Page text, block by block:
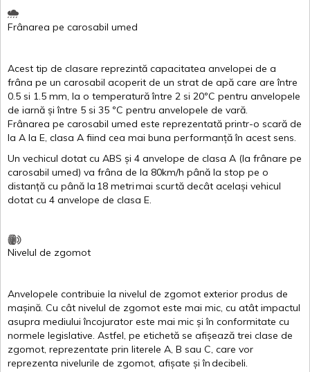
Frânarea pe carosabil umed
Acest tip de clasare reprezintă capacitatea anvelopei de a
frâna pe un carosabil acoperit de un strat de apă care areîntre
0.5 si 1.5 mm, la o temperatură între 2 si 20ºC pentru anvelopele
de iarnă și între 5 si 35 ºC pentru anvelopele de vară.
Frânarea pe carosabil umed este reprezentată printr-o scară de
la A la E, clasa A fiind cea mai buna performanță în acest sens.
Un vechicul dotat cu ABS și 4 anvelope de clasa A (la frânare pe
carosabil umed) va frâna de la 80km/h până la stop pe o
distanță cu până la 18 metrimai scurtă decât același vehicul
dotat cu 4 anvelope de clasa E.
Nivelul de zgomot
Anvelopele contribuie la nivelul de zgomot exterior produs de
mașină. Cu cât nivelul de zgomot este mai mic, cu atât impactul
asupra mediului încojurator este mai mic și în conformitate cu
normele legislative. Astfel, pe etichetă se afișează trei clase de
zgomot, reprezentate prin literele A, B sau C, care vor
reprezenta nivelurile de zgomot, afișate și îndecibeli.